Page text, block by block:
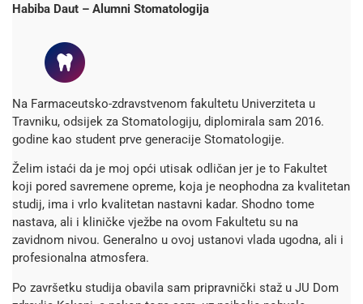
Na Farmaceutsko-zdravstvenom fakultetu Univerziteta u
Travniku, odsijek za Stomatologiju, diplomirala sam 2016.
godine kao student prve generacije Stomatologije.
Želim istaći da je moj opći utisak odličan jer je to Fakultet
koji pored savremene opreme, koja je neophodna za kvalitetan
studij, ima i vrlo kvalitetan nastavni kadar. Shodno tome
nastava, ali i kliničke vježbe na ovom Fakultetu su na
zavidnom nivou. Generalno u ovoj ustanovi vlada ugodna, ali i
profesionalna atmosfera.
Po završetku studija obavila sam pripravnički staž u JU Dom
Habiba Daut – Alumni Stomatologija